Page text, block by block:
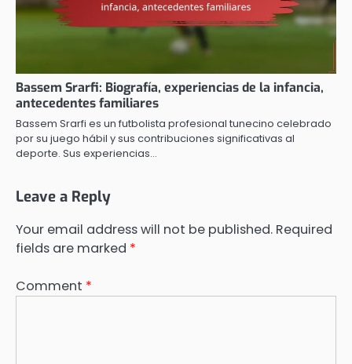
Bassem Srarfi: Biografía, experiencias de la infancia,
antecedentes familiares
Bassem Srarfi es un futbolista profesional tunecino celebrado
por su juego hábil y sus contribuciones significativas al
deporte. Sus experiencias…
Leave a Reply
Your email address will not be published. Required
fields are marked *
Comment *